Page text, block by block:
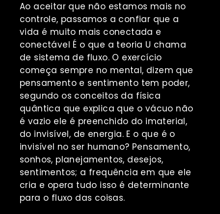
Ao aceitar que não estamos mais no
controle, passamos a confiar que a
vida é muito mais conectada e
conectável É o que a teoria U chama
de sistema de fluxo. O exercício
começa sempre no mental, dizem que
pensamento e sentimento tem poder,
segundo os conceitos da física
quântica que explica que o vácuo não
é vazio ele é preenchido do imaterial,
do invisível, de energia. E o que é o
invisível no ser humano? Pensamento,
sonhos, planejamentos, desejos,
sentimentos; a frequência em que ele
cria e opera tudo isso é determinante
para o fluxo das coisas.